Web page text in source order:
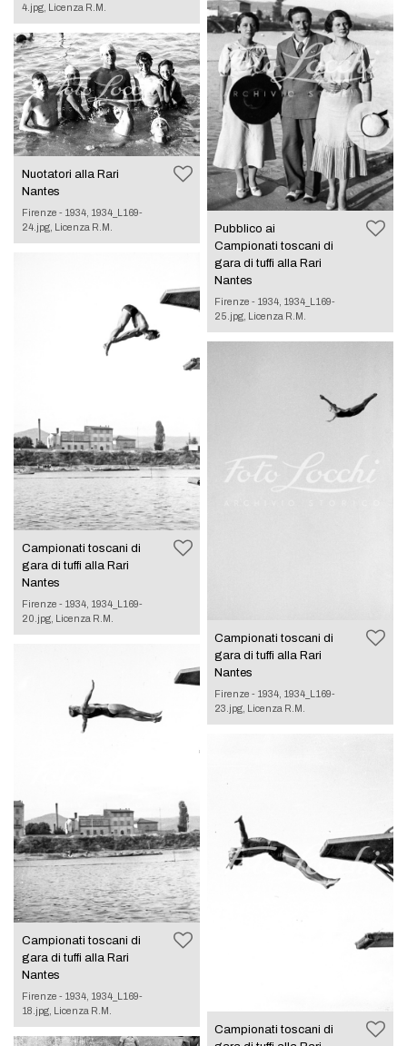
4.jpg, Licenza R.M.
Nuotatori alla Rari
Nantes
Firenze - 1934, 1934_L169-
24.jpg, Licenza R.M.
Campionati toscani di
gara di tuffi alla Rari
Nantes
Firenze - 1934, 1934_L169-
20.jpg, Licenza R.M.
Campionati toscani di
gara di tuffi alla Rari
Nantes
Firenze - 1934, 1934_L169-
18.jpg, Licenza R.M.
Pubblico ai
Campionati toscani di
gara di tuffi alla Rari
Nantes
Firenze - 1934, 1934_L169-
25.jpg, Licenza R.M.
Campionati toscani di
gara di tuffi alla Rari
Nantes
Firenze - 1934, 1934_L169-
23.jpg, Licenza R.M.
Campionati toscani di